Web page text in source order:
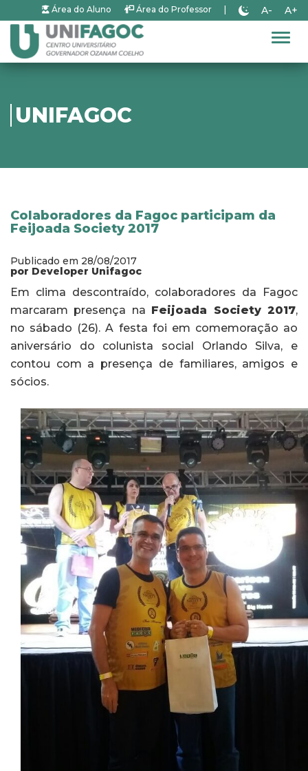
Área do Aluno Área do Professor A- A+
UNIFAGOC
Colaboradores da Fagoc participam da
Feijoada Society 2017
Publicado em 28/08/2017
por Developer Unifagoc
Em clima descontraído, colaboradores da Fagoc
marcaram presença na Feijoada Society 2017,
no sábado (26). A festa foi em comemoração ao
aniversário do colunista social Orlando Silva, e
contou com a presença de familiares, amigos e
sócios.